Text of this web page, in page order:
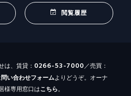
閲覧履歴
は、賃貸： 0266-53-7000／売買：
問い合わせフォームよりどうぞ。オーナ
様専用窓口はこちら。